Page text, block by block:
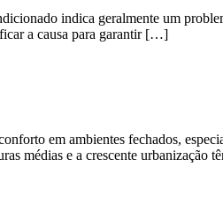
indica geralmente um
a causa para garantir […]
em ambientes fechados,
médias e a crescente urbanização